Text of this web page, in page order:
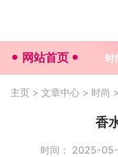
网站首页 时
主页 > 文章中心 > 时尚 >
香
时间： 2025-